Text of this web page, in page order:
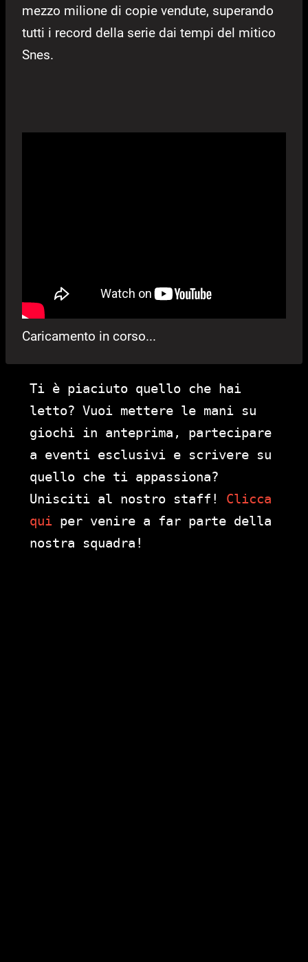
mezzo milione di copie vendute, superando
tutti i record della serie dai tempi del mitico
Snes.
Caricamento in corso...
Ti è piaciuto quello che hai
letto? Vuoi mettere le mani su
giochi in anteprima, partecipare
a eventi esclusivi e scrivere su
quello che ti appassiona?
Unisciti al nostro staff! Clicca
qui per venire a far parte della
nostra squadra!